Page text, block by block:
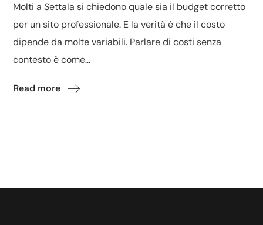
Molti a Settala si chiedono quale sia il budget corretto
per un sito professionale. E la verità è che il costo
dipende da molte variabili. Parlare di costi senza
contesto è come...
Read more